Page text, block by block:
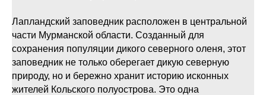
Лапландский заповедник расположен в центральной
части Мурманской области. Созданный для
сохранения популяции дикого северного оленя, этот
заповедник не только оберегает дикую северную
природу, но и бережно хранит историю исконных
жителей Кольского полуострова. Это одна